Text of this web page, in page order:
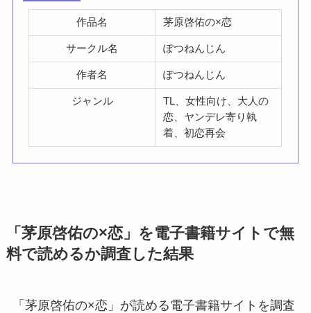
作品名 茅原啓佑の×恋
サークル名 ぽつねんじん
作者名 ぽつねんじん
ジャンル
TL、女性向け、大人の
恋、ヤンデレ寄り執
着、初恋再会
「茅原啓佑の×恋」を電子書籍サイトで無
料で読めるか調査した結果
「茅原啓佑の×恋」が読める電子書籍サイトを調査